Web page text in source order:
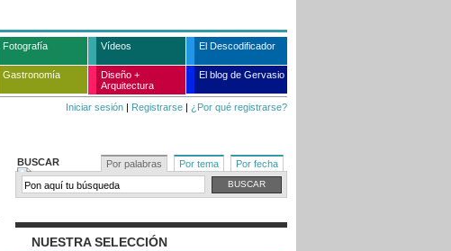
Fotografía Vídeos El Descodificador
Gastronomía
Diseño +
Arquitectura
El blog de Gervasio
Iniciar sesión | Registrarse | ¿Por qué registrarse?
BUSCAR Por palabras Por tema Por fecha
NUESTRA SELECCIÓN